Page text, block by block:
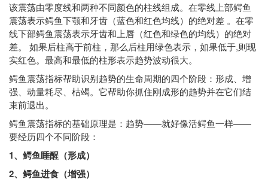
该震荡由零度线和两种不同颜色的柱线组成。在零线上部鳄鱼
震荡表示鳄鱼下颚和牙齿（蓝色和红色均线）的绝对差 。在零
线下部鳄鱼震荡表示牙齿和上唇（红色和绿色的均线）的绝对
差。 如果后柱高于前柱，那么后柱用绿色表示，如果低于,则现
实红色。最高和最低的柱形表示趋势波动很大。
鳄鱼震荡指标帮助识别趋势的生命周期的四个阶段：形成、增
强、动量耗尽、枯竭。它帮助你抓住刚成形的趋势并在它们结
束前退出。
鳄鱼震荡指标的基础原理是：趋势——就好像活鳄鱼一样——
要经历四个不同阶段：
1、鳄鱼睡醒（形成）
2、鳄鱼进食（增强）